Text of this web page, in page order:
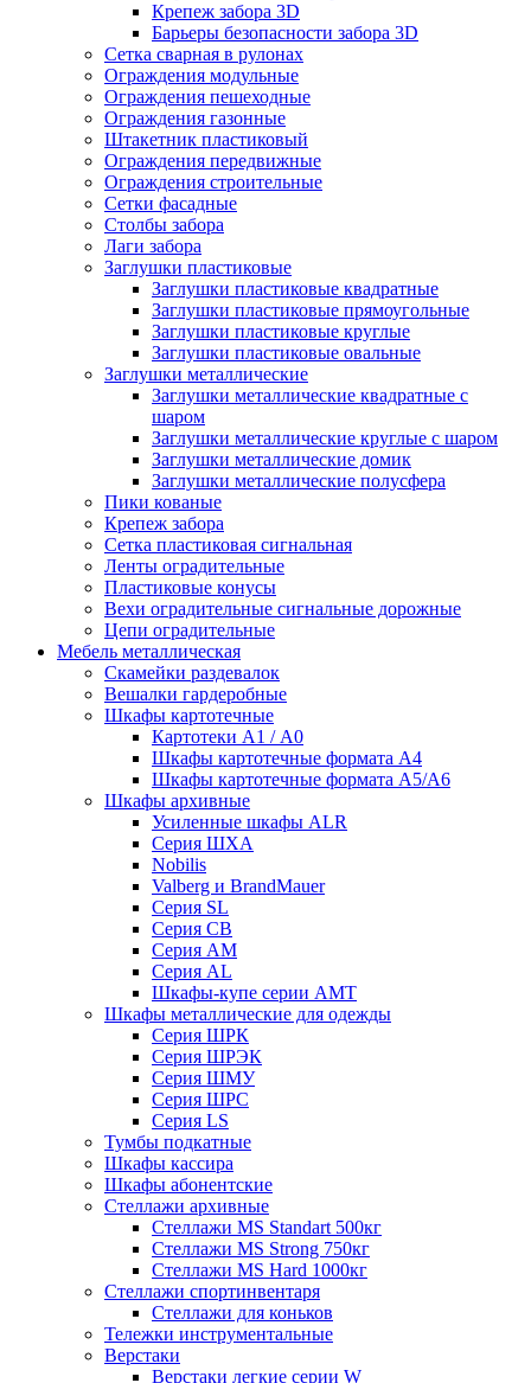
Крепеж забора 3D
Барьеры безопасности забора 3D
Сетка сварная в рулонах
Ограждения модульные
Ограждения пешеходные
Ограждения газонные
Штакетник пластиковый
Ограждения передвижные
Ограждения строительные
Сетки фасадные
Столбы забора
Лаги забора
Заглушки пластиковые
Заглушки пластиковые квадратные
Заглушки пластиковые прямоугольные
Заглушки пластиковые круглые
Заглушки пластиковые овальные
Заглушки металлические
Заглушки металлические квадратные с
шаром
Заглушки металлические круглые с шаром
Заглушки металлические домик
Заглушки металлические полусфера
Пики кованые
Крепеж забора
Сетка пластиковая сигнальная
Ленты оградительные
Пластиковые конусы
Вехи оградительные сигнальные дорожные
Цепи оградительные
Мебель металлическая
Скамейки раздевалок
Вешалки гардеробные
Шкафы картотечные
Картотеки А1 / А0
Шкафы картотечные формата А4
Шкафы картотечные формата А5/А6
Шкафы архивные
Усиленные шкафы ALR
Серия ШХА
Nobilis
Valberg и BrandMauer
Cерия SL
Серия СВ
Серия АМ
Серия AL
Шкафы-купе серии AMT
Шкафы металлические для одежды
Серия ШРК
Серия ШРЭК
Серия ШМУ
Серия ШРС
Серия LS
Тумбы подкатные
Шкафы кассира
Шкафы абонентские
Стеллажи архивные
Стеллажи MS Standart 500кг
Стеллажи MS Strong 750кг
Стеллажи MS Hard 1000кг
Стеллажи спортинвентаря
Стеллажи для коньков
Тележки инструментальные
Верстаки
Верстаки легкие серии W